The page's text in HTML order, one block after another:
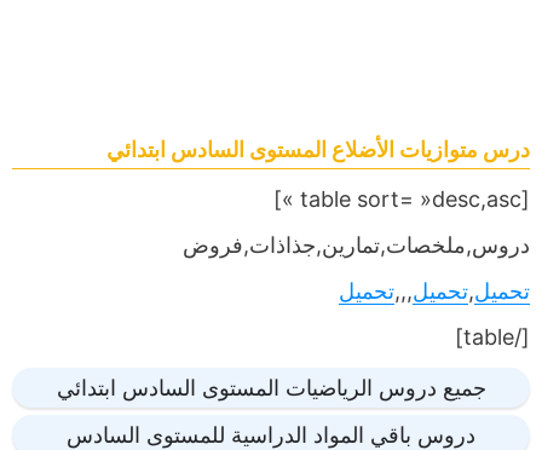
درس متوازيات الأضلاع المستوى السادس ابتدائي
[table sort= »desc,asc »]
دروس,ملخصات,تمارين,جذاذات,فروض
تحميل,تحميل,,,تحميل
[/table]
جميع دروس الرياضيات المستوى السادس ابتدائي
دروس باقي المواد الدراسية للمستوى السادس